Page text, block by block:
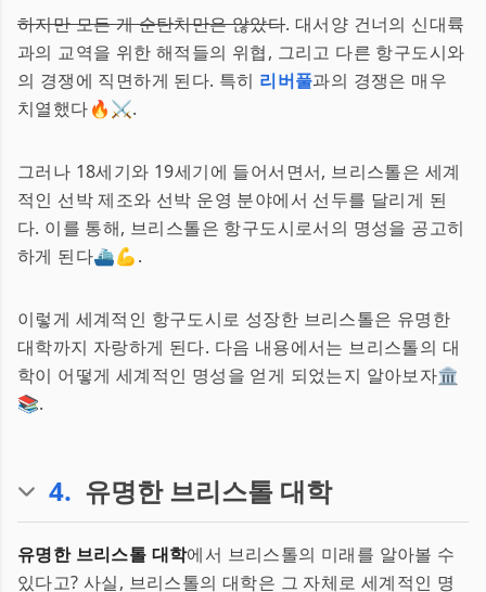
하지만 모든 게 순탄치만은 않았다. 대서양 건너의 신대륙
과의 교역을 위한 해적들의 위협, 그리고 다른 항구도시와
의 경쟁에 직면하게 된다. 특히 리버풀과의 경쟁은 매우
치열했다🔥⚔️.
그러나 18세기와 19세기에 들어서면서, 브리스톨은 세계
적인 선박 제조와 선박 운영 분야에서 선두를 달리게 된
다. 이를 통해, 브리스톨은 항구도시로서의 명성을 공고히
하게 된다⛴️💪.
이렇게 세계적인 항구도시로 성장한 브리스톨은 유명한
대학까지 자랑하게 된다. 다음 내용에서는 브리스톨의 대
학이 어떻게 세계적인 명성을 얻게 되었는지 알아보자🏛️
📚.
4. 유명한 브리스톨 대학
유명한 브리스톨 대학에서 브리스톨의 미래를 알아볼 수
있다고? 사실, 브리스톨의 대학은 그 자체로 세계적인 명